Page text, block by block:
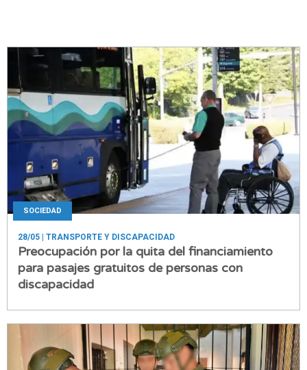
SOCIEDAD
28/05 | TRANSPORTE Y DISCAPACIDAD
Preocupación por la quita del financiamiento
para pasajes gratuitos de personas con
discapacidad